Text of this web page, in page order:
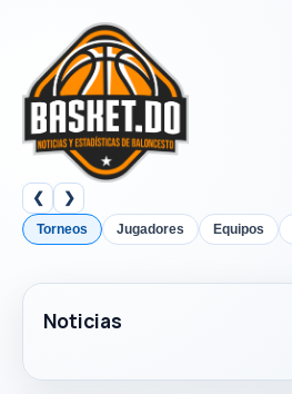
❮ ❯
Torneos Jugadores Equipos
Noticias